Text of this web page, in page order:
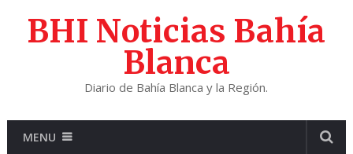
BHI Noticias Bahía
Blanca
Diario de Bahía Blanca y la Región.
MENU